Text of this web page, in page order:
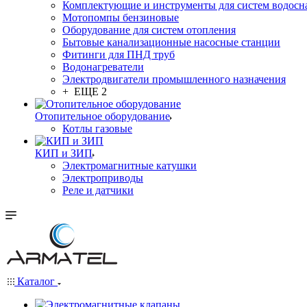
Комплектующие и инструменты для систем
Мотопомпы бензиновые
Оборудование для систем отопления
Бытовые канализационные насосные станции
Фитинги для ПНД труб
Водонагреватели
Электродвигатели промышленного назначения
+ ЕЩЕ 2
Отопительное оборудование
Котлы газовые
КИП и ЗИП
Электромагнитные катушки
Электроприводы
Реле и датчики
Каталог